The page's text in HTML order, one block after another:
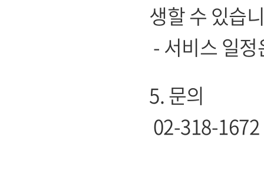
생할 수 있습
- 서비스 일
5. 문의
02-318-